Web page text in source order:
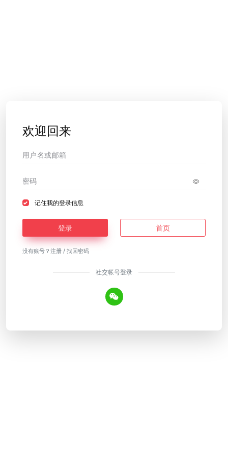
欢迎回来
记住我的登录信息
登录 首页
没有账号？ 注册 / 找回密码
社交帐号登录